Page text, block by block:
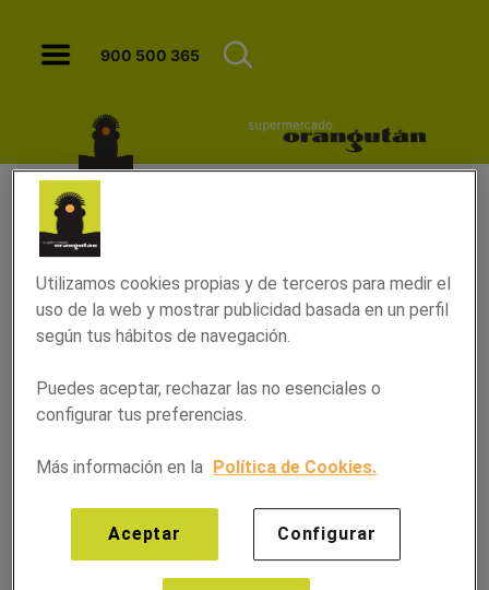
Higos asados con ricotta y miel -
900 500 365
Higos asados con ricotta y
miel
Utilizamos cookies propias y de terceros para medir el
uso de la web y mostrar publicidad basada en un perfil
según tus hábitos de navegación.
Puedes aceptar, rechazar las no esenciales o
configurar tus preferencias.
Más información en la Política de Cookies.
Configurar
Aceptar